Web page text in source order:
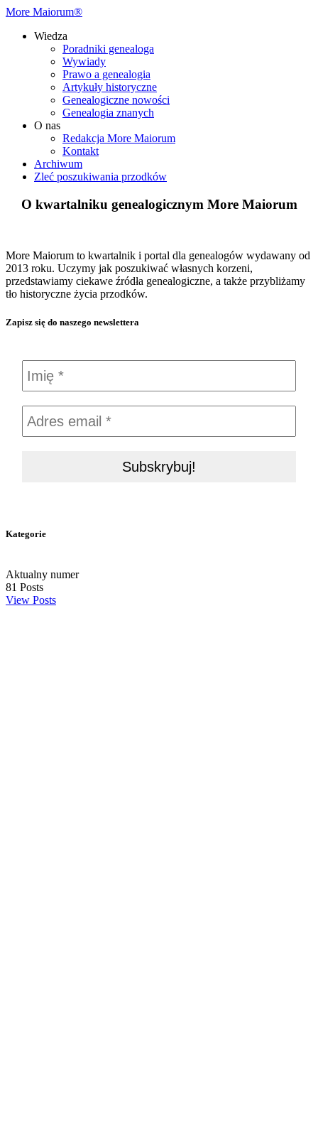
More Maiorum®
Wiedza
Poradniki genealoga
Wywiady
Prawo a genealogia
Artykuły historyczne
Genealogiczne nowości
Genealogia znanych
O nas
Redakcja More Maiorum
Kontakt
Archiwum
Zleć poszukiwania przodków
O kwartalniku genealogicznym More Maiorum
More Maiorum to kwartalnik i portal dla genealogów wydawany od
2013 roku. Uczymy jak poszukiwać własnych korzeni,
przedstawiamy ciekawe źródła genealogiczne, a także przybliżamy
tło historyczne życia przodków.
Zapisz się do naszego newslettera
Kategorie
Aktualny numer
81 Posts
View Posts